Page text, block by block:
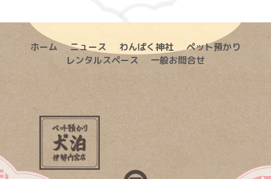
ホーム ニュース わんぱく神社
ペット預かり
レンタルスペース
一般お問合せ